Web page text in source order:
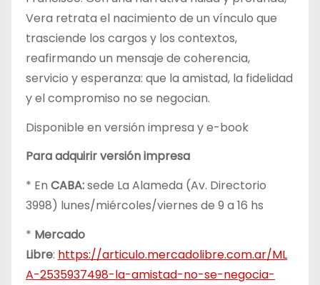
Vera retrata el nacimiento de un vínculo que
trasciende los cargos y los contextos,
reafirmando un mensaje de coherencia,
servicio y esperanza: que la amistad, la fidelidad
y el compromiso no se negocian.
Disponible en versión impresa y e-book
Para adquirir versión impresa
* En CABA:sede La Alameda (Av. Directorio
3998) lunes/miércoles/viernes de 9 a 16 hs
* Mercado
Libre: https://articulo.mercadolibre.com.ar/ML
A-2535937498-la-amistad-no-se-negocia-